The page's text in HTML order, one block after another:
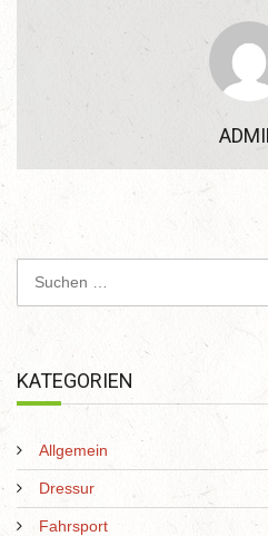
KATEGORIEN
Allgemein
Dressur
Fahrsport